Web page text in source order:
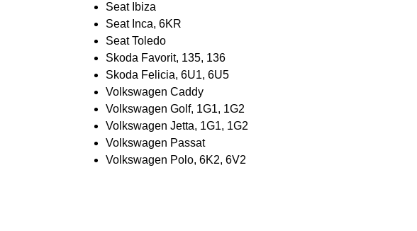
Seat Ibiza
Seat Inca, 6KR
Seat Toledo
Skoda Favorit, 135, 136
Skoda Felicia, 6U1, 6U5
Volkswagen Caddy
Volkswagen Golf, 1G1, 1G2
Volkswagen Jetta, 1G1, 1G2
Volkswagen Passat
Volkswagen Polo, 6K2, 6V2